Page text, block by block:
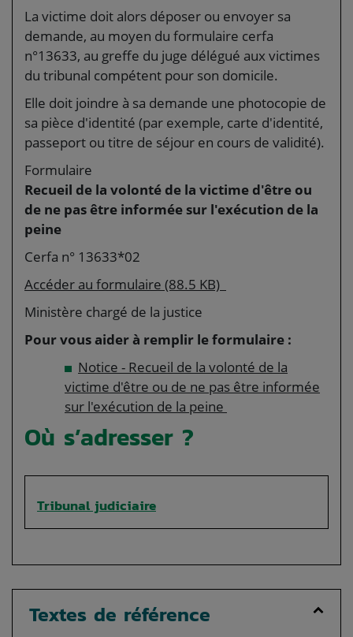
La victime doit alors déposer ou envoyer sa
demande, au moyen du formulaire cerfa
n°13633, au greffe du juge délégué aux victimes
du tribunal compétent pour son domicile.
Elle doit joindre à sa demande une photocopie de
sa pièce d'identité (par exemple, carte d'identité,
passeport ou titre de séjour en cours de validité).
Formulaire
Recueil de la volonté de la victime d'être ou
de ne pas être informée sur l'exécution de la
peine
Cerfa n° 13633*02
Accéder au formulaire (88.5 KB)
Ministère chargé de la justice
Pour vous aider à remplir le formulaire :
Notice - Recueil de la volonté de la
victime d'être ou de ne pas être informée
sur l'exécution de la peine
Où s’adresser ?
Tribunal judiciaire
Textes de référence